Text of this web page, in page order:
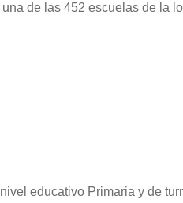
una de las 452 escuelas de la
educativo Primaria y de